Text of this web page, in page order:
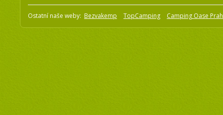
Ostatní naše weby: Bezvakemp TopCamping Camping Oase